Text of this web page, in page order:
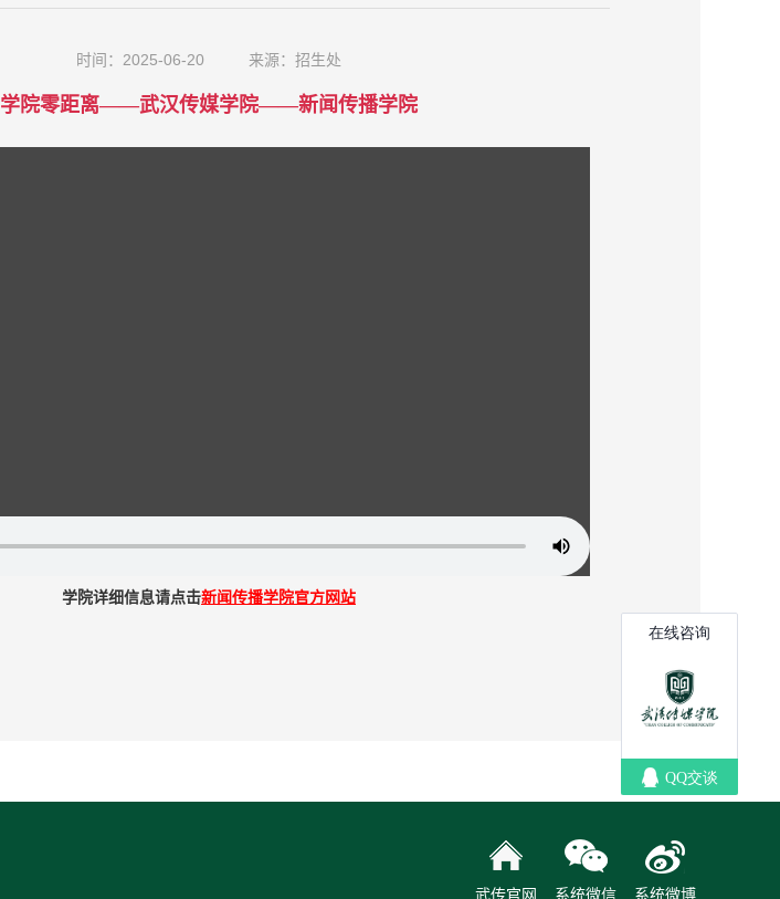
时间：2025-06-20 来源：招生处
学院零距离——武汉传媒学院——新闻传播学院
学院详细信息请点击新闻传播学院官方网站
武传官网 系统微信 系统微博